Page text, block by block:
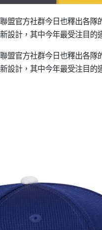
盟官方社群今日也釋出各
設計，其中今年最受注目的
盟官方社群今日也釋出各
設計，其中今年最受注目的